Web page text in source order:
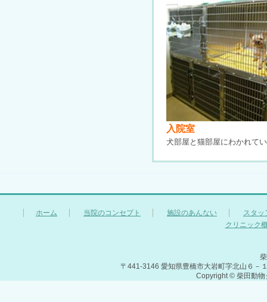
入院室
犬部屋と猫部屋にわかれて
ホーム 当院のコンセプト 施設のあんない
スタッ
クリニック
〒441-3146 愛知県豊橋市大岩町字北山６
Copyright © 柴田動物